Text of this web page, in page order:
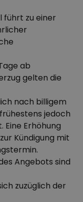
führt zu einer
ab
gelten die
nach billigem
jedoch
Eine Erhöhung
Kündigung mit
Angebots sind
zuzüglich der